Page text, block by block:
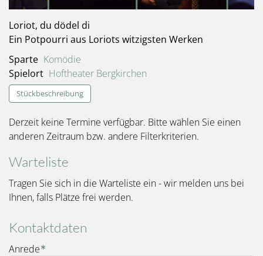
Loriot, du dödel di
Ein Potpourri aus Loriots witzigsten Werken
Sparte Komödie
Spielort Hoftheater Bergkirchen
Stückbeschreibung
Derzeit keine Termine verfügbar. Bitte wählen Sie einen
anderen Zeitraum bzw. andere Filterkriterien.
Warteliste
Tragen Sie sich in die Warteliste ein - wir melden uns bei
Ihnen, falls Plätze frei werden.
Kontaktdaten
Name
Anrede